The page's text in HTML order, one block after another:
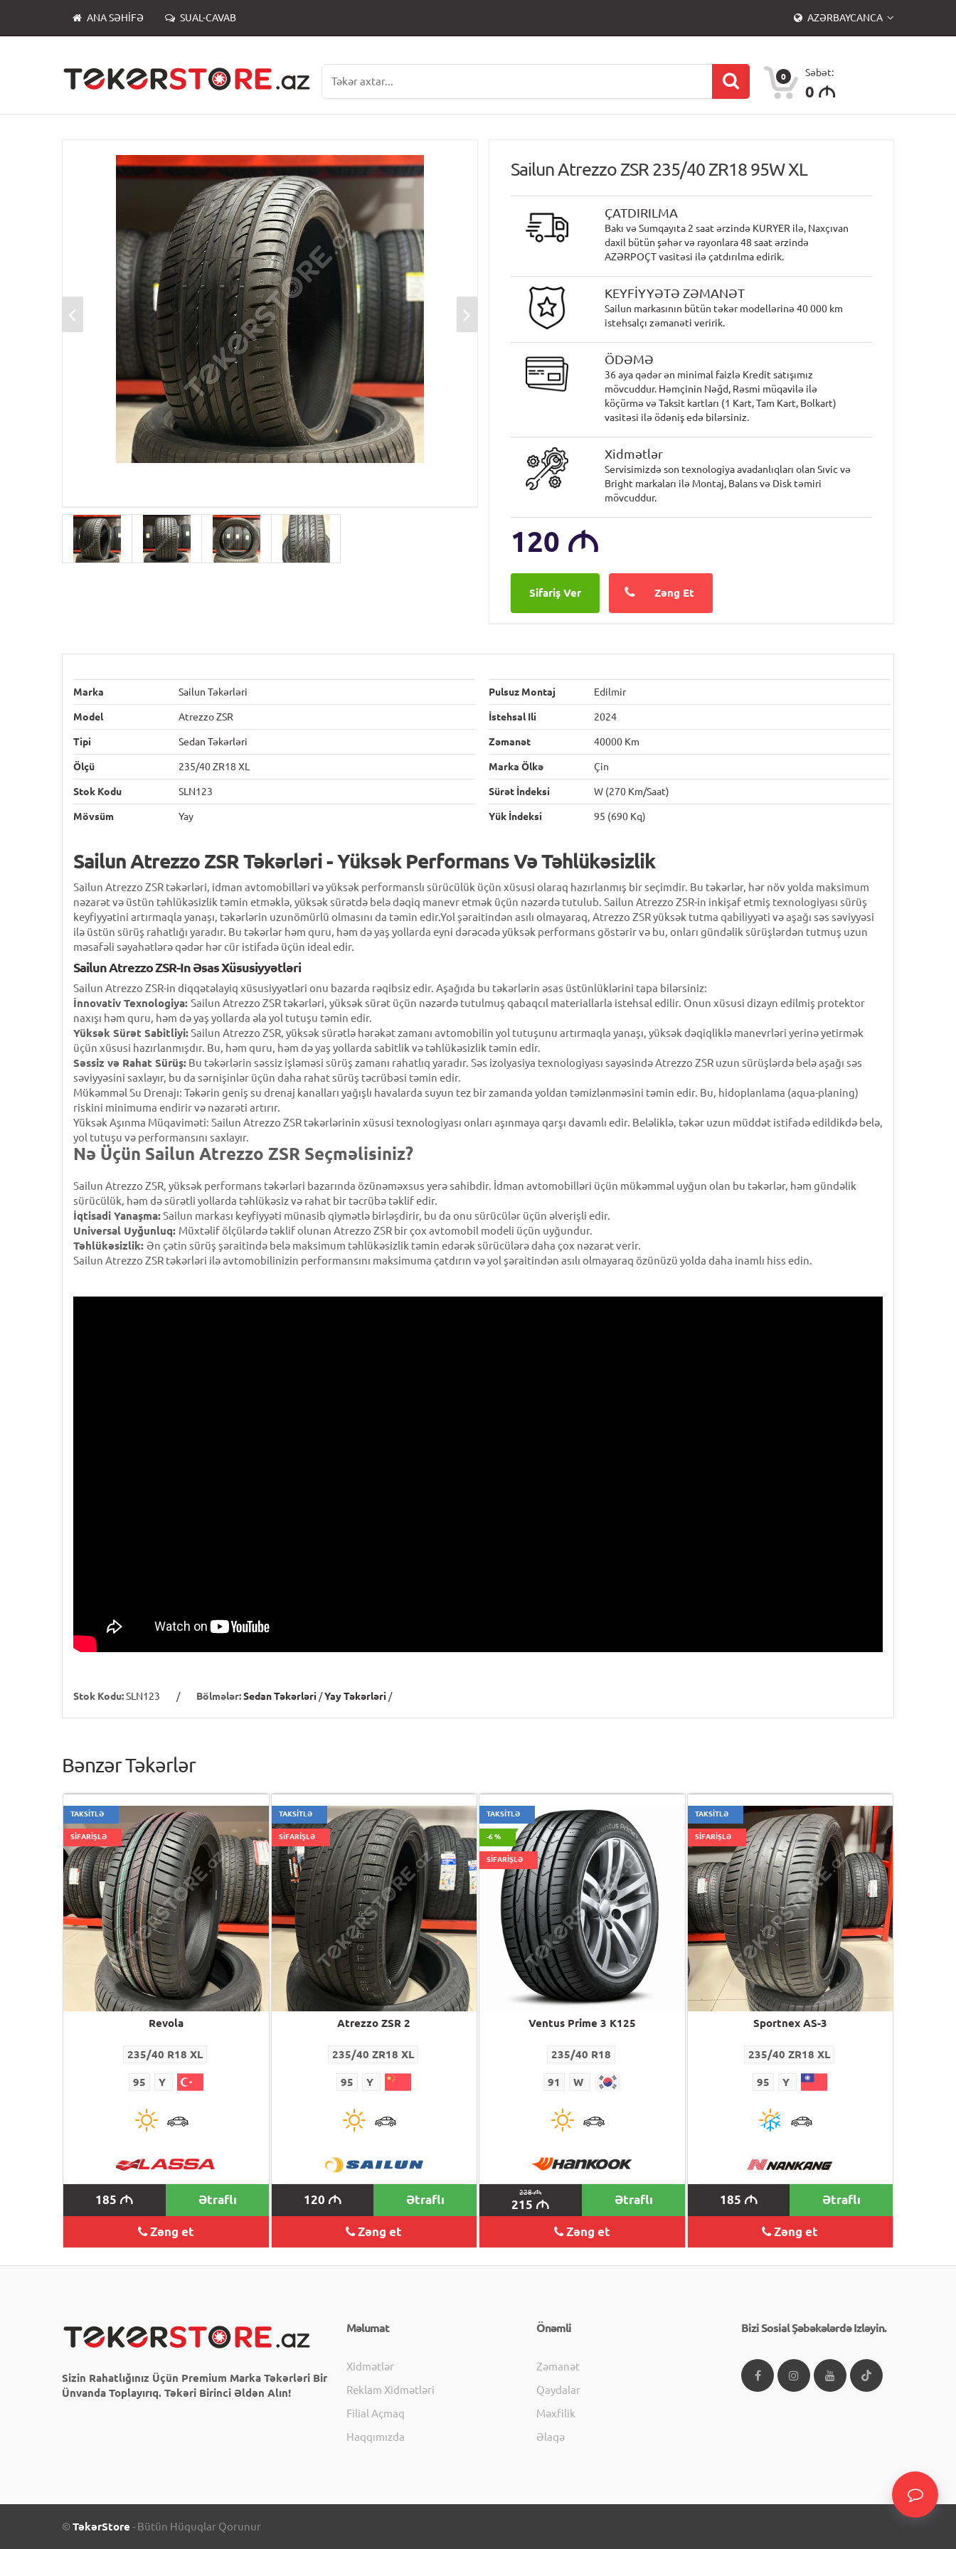
ANA SƏHIFƏ SUAL-CAVAB AZƏRBAYCANCA
0 Səbət:
0 M
Sailun Atrezzo ZSR 235/40 ZR18 95W XL
ÇATDIRILMA
Bakı və Sumqayıta 2 saat ərzində KURYER ilə, Naxçıvan
daxil bütün şəhər və rayonlara 48 saat ərzində
AZƏRPOÇT vasitəsi ilə çatdırılma edirik.
KEYFİYYƏTƏ ZƏMANƏT
Sailun markasının bütün təkər modellərinə 40 000 km
istehsalçı zəmanəti veririk.
ÖDƏMƏ
36 aya qədər ən minimal faizlə Kredit satışımız
mövcuddur. Həmçinin Nəğd, Rəsmi müqavilə ilə
köçürmə və Taksit kartları (1 Kart, Tam Kart, Bolkart)
vasitəsi ilə ödəniş edə bilərsiniz.
Xidmətlər
Servisimizdə son texnologiya avadanlıqları olan Sıvic və
Bright markaları ilə Montaj, Balans və Disk təmiri
mövcuddur.
120 M
Zəng Et
Marka Sailun Təkərləri
Model Atrezzo ZSR
Tipi Sedan Təkərləri
Ölçü 235/40 ZR18 XL
Stok Kodu SLN123
Mövsüm Yay
Pulsuz Montaj Edilmir
İstehsal Ili 2024
Zəmanət 40000 Km
Marka Ölkə Çin
Sürət İndeksi W (270 Km/saat)
Yük İndeksi 95 (690 Kq)
Sailun Atrezzo ZSR Təkərləri - Yüksək Performans Və Təhlükəsizlik
Sailun Atrezzo ZSR təkərləri, idman avtomobilləri və yüksək performanslı sürücülük üçün xüsusi olaraq hazırlanmış bir seçimdir. Bu təkərlər, hər növ yolda maksimum
nəzarət və üstün təhlükəsizlik təmin etməklə, yüksək sürətdə belə dəqiq manevr etmək üçün nəzərdə tutulub. Sailun Atrezzo ZSR-in inkişaf etmiş texnologiyası sürüş
keyfiyyətini artırmaqla yanaşı, təkərlərin uzunömürlü olmasını da təmin edir.Yol şəraitindən asılı olmayaraq, Atrezzo ZSR yüksək tutma qabiliyyəti və aşağı səs səviyyəsi
ilə üstün sürüş rahatlığı yaradır. Bu təkərlər həm quru, həm də yaş yollarda eyni dərəcədə yüksək performans göstərir və bu, onları gündəlik sürüşlərdən tutmuş uzun
məsafəli səyahətlərə qədər hər cür istifadə üçün ideal edir.
Sailun Atrezzo ZSR-In Əsas Xüsusiyyətləri
Sailun Atrezzo ZSR-in diqqətəlayiq xüsusiyyətləri onu bazarda rəqibsiz edir. Aşağıda bu təkərlərin əsas üstünlüklərini tapa bilərsiniz:
İnnovativ Texnologiya: Sailun Atrezzo ZSR təkərləri, yüksək sürət üçün nəzərdə tutulmuş qabaqcıl materiallarla istehsal edilir. Onun xüsusi dizayn edilmiş protektor
naxışı həm quru, həm də yaş yollarda əla yol tutuşu təmin edir.
Yüksək Sürət Sabitliyi:Sailun Atrezzo ZSR, yüksək sürətlə hərəkət zamanı avtomobilin yol tutuşunu artırmaqla yanaşı, yüksək dəqiqliklə manevrləri yerinə yetirmək
üçün xüsusi hazırlanmışdır. Bu, həm quru, həm də yaş yollarda sabitlik və təhlükəsizlik təmin edir.
Səssiz və Rahat Sürüş: Bu təkərlərin səssiz işləməsi sürüş zamanı rahatlıq yaradır. Səs izolyasiya texnologiyası sayəsində Atrezzo ZSR uzun sürüşlərdə belə aşağı səs
səviyyəsini saxlayır, bu da sərnişinlər üçün daha rahat sürüş təcrübəsi təmin edir.
Mükəmməl Su Drenajı: Təkərin geniş su drenaj kanalları yağışlı havalarda suyun tez bir zamanda yoldan təmizlənməsini təmin edir. Bu, hidoplanlama (aqua-planing)
riskini minimuma endirir və nəzarəti artırır.
Yüksək Aşınma Müqaviməti: Sailun Atrezzo ZSR təkərlərinin xüsusi texnologiyası onları aşınmaya qarşı davamlı edir. Beləliklə, təkər uzun müddət istifadə edildikdə belə,
yol tutuşu və performansını saxlayır.
Nə Üçün Sailun Atrezzo ZSR Seçməlisiniz?
Sailun Atrezzo ZSR, yüksək performans təkərləri bazarında özünəməxsus yerə sahibdir. İdman avtomobilləri üçün mükəmməl uyğun olan bu təkərlər, həm gündəlik
sürücülük, həm də sürətli yollarda təhlükəsiz və rahat bir təcrübə təklif edir.
İqtisadi Yanaşma:Sailun markası keyfiyyəti münasib qiymətlə birləşdirir, bu da onu sürücülər üçün əlverişli edir.
Universal Uyğunluq: Müxtəlif ölçülərdə təklif olunan Atrezzo ZSR bir çox avtomobil modeli üçün uyğundur.
Təhlükəsizlik: Ən çətin sürüş şəraitində belə maksimum təhlükəsizlik təmin edərək sürücülərə daha çox nəzarət verir.
Sailun Atrezzo ZSR təkərləri ilə avtomobilinizin performansını maksimuma çatdırın və yol şəraitindən asılı olmayaraq özünüzü yolda daha inamlı hiss edin.
Stok Kodu:SLN123 / Bölmələr:Sedan Təkərləri /Yay Təkərləri /
Bənzər Təkərlər
TAKSİTLƏ
SİFARİŞLƏ
Revola
235/40 R18 XL
95 Y
185 M Ətraflı
Zəng et
TAKSİTLƏ
SİFARİŞLƏ
Atrezzo ZSR 2
235/40 ZR18 XL
95 Y
120 M Ətraflı
Zəng et
TAKSİTLƏ
-6 %
SİFARİŞLƏ
Ventus Prime 3 K125
235/40 R18
91 W
228M
215 M Ətraflı
Zəng et
TAKSİTLƏ
SİFARİŞLƏ
Sportnex AS-3
235/40 ZR18 XL
95 Y
185 M Ətraflı
Zəng et
Sizin Rahatlığınız Üçün Premium Marka Təkərləri Bir
Ünvanda Toplayırıq. Təkəri Birinci Əldən Alın!
Məlumat
Xidmətlər
Reklam Xidmətləri
Filial Açmaq
Haqqımızda
Önəmli
Zəmanət
Qaydalar
Məxfilik
Əlaqə
Bizi Sosial Şəbəkələrdə Izləyin.
© TəkərStore - Bütün Hüquqlar Qorunur